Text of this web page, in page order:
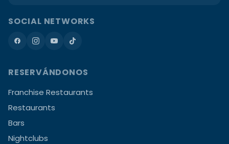
SOCIAL NETWORKS
RESERVÁNDONOS
Franchise Restaurants
Restaurants
Bars
Nightclubs